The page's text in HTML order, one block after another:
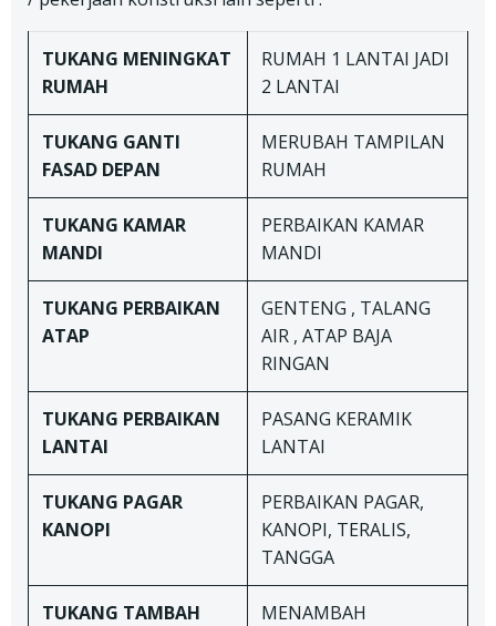
TUKANG MENINGKAT
RUMAH
RUMAH 1 LANTAI JADI
2 LANTAI
TUKANG GANTI
FASAD DEPAN
MERUBAH TAMPILAN
RUMAH
TUKANG KAMAR
MANDI
PERBAIKAN KAMAR
MANDI
TUKANG PERBAIKAN
ATAP
GENTENG , TALANG
AIR , ATAP BAJA
RINGAN
TUKANG PERBAIKAN
LANTAI
PASANG KERAMIK
LANTAI
TUKANG PAGAR
KANOPI
PERBAIKAN PAGAR,
KANOPI, TERALIS,
TANGGA
TUKANG TAMBAH
MENAMBAH